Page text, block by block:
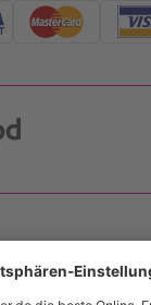
Deutschlands.